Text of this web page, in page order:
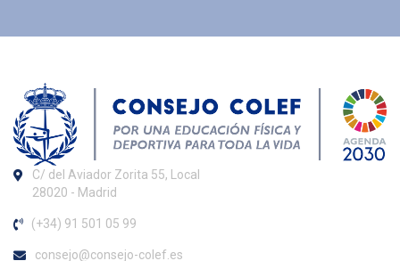
C/ del Aviador Zorita 55, Local
28020 - Madrid
(+34) 91 501 05 99
consejo@consejo-colef.es